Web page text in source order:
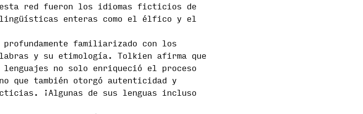
esta red fueron los idiomas ficticios de
enteras como el élfico y el
familiarizado con los
y su etimología. Tolkien afirma que
no solo enriqueció el proceso
que también otorgó autenticidad y
¡Algunas de sus lenguas incluso